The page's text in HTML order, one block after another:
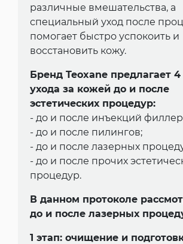
различные вмешательства, а
специальный уход после
помогает быстро успокоить и
восстановить кожу.
Бренд Teoxane предлагает
ухода за кожей до и после
эстетических процедур:
- до и после инъекций
- до и после пилингов;
- до и после лазерных
- до и после прочих
процедур.
В данном протоколе
до и после лазерных
1 этап: очищение и